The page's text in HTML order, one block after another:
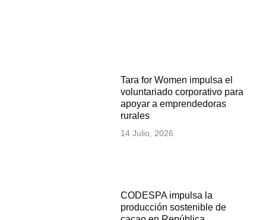
Tara for Women impulsa el
voluntariado corporativo para
apoyar a emprendedoras
rurales
14 Julio, 2026
CODESPA impulsa la
producción sostenible de